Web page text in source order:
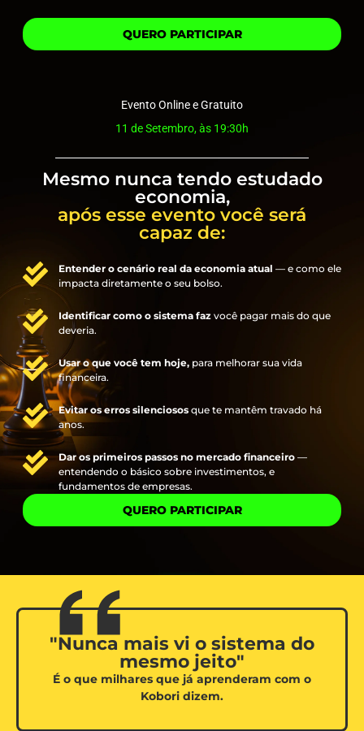
QUERO PARTICIPAR
Evento Online e Gratuito
11 de Setembro, às 19:30h
Mesmo nunca tendo estudado
economia,
após esse evento você será
capaz de:
Entender o cenário real da economia atual — e como ele
impacta diretamente o seu bolso.
Identificar como o sistema faz você pagar mais do que
deveria.
Usar o que você tem hoje,para melhorar sua vida
financeira.
Evitar os erros silenciososque te mantêm travado há
anos.
Dar os primeiros passos no mercado financeiro—
entendendo o básico sobre investimentos, e
fundamentos de empresas.
QUERO PARTICIPAR
"Nunca mais vi o sistema do
mesmo jeito"
É o que milhares que já aprenderam com o
Kobori dizem.